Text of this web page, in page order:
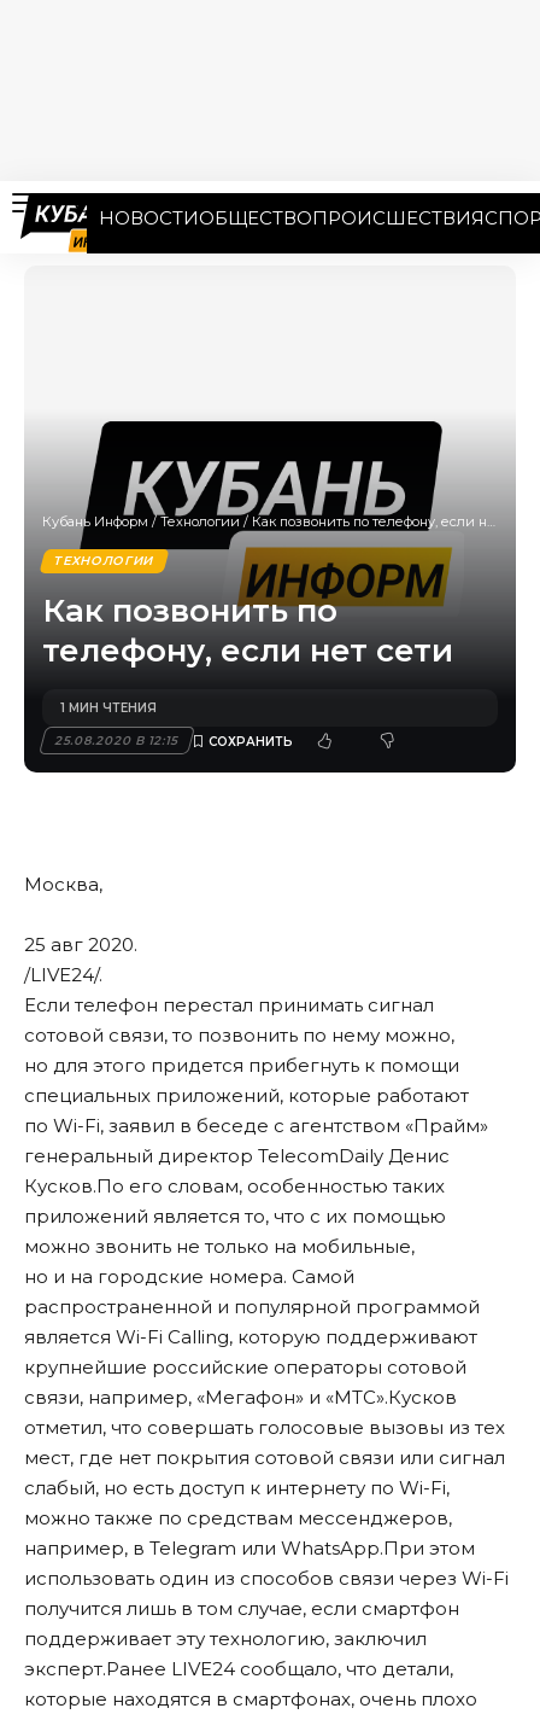
НОВОСТИОБЩЕСТВОПРОИСШЕСТВИЯ
Кубань Информ / Технологии / Как позвонить по телефону, если нет сети
ТЕХНОЛОГИИ
Как позвонить по
телефону, если нет сети
25.08.2020 В 12:15
1 МИН ЧТЕНИЯ
Москва,
25 авг 2020.
/LIVE24/.
Если телефон перестал принимать сигнал
сотовой связи, то позвонить по нему можно,
но для этого придется прибегнуть к помощи
специальных приложений, которые работают
по Wi-Fi, заявил в беседе с агентством «Прайм»
генеральный директор TelecomDaily Денис
Кусков.По его словам, особенностью таких
приложений является то, что с их помощью
можно звонить не только на мобильные,
но и на городские номера. Самой
распространенной и популярной программой
является Wi-Fi Calling, которую поддерживают
крупнейшие российские операторы сотовой
связи, например, «Мегафон» и «МТС».Кусков
отметил, что совершать голосовые вызовы из тех
мест, где нет покрытия сотовой связи или сигнал
слабый, но есть доступ к интернету по Wi-Fi,
можно также по средствам мессенджеров,
например, в Telegram или WhatsАpp.При этом
использовать один из способов связи через Wi-Fi
получится лишь в том случае, если смартфон
поддерживает эту технологию, заключил
эксперт.Ранее LIVE24 сообщало, что детали,
которые находятся в смартфонах, очень плохо